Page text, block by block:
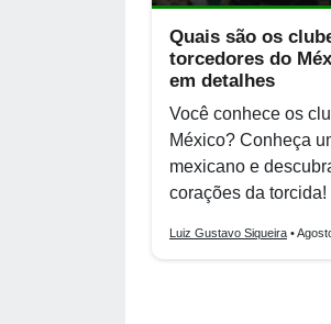
Quais são os
torcedores do
em detalhes
Você conhece os
México? Conheça
mexicano e
corações da torcida!
Luiz Gustavo Siqueira •